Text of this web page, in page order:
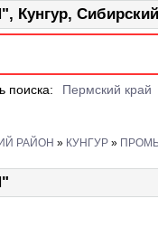
поиска: Пермский край
РАЙОН » КУНГУР »